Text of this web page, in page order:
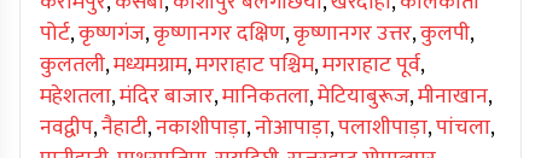
पोर्ट,कृष्णगंज,कृष्णानगर दक्षिण,कृष्णानगर उत्तर,कुलपी,
कुलतली,मध्यमग्राम,मगराहाट पश्चिम,मगराहाट पूर्व,
महेशतला,मंदिर बाजार,मानिकतला,मेटियाबुरूज,मीनाखान,
नवद्वीप,नैहाटी,नकाशीपाड़ा,नोआपाड़ा,पलाशीपाड़ा,पांचला,